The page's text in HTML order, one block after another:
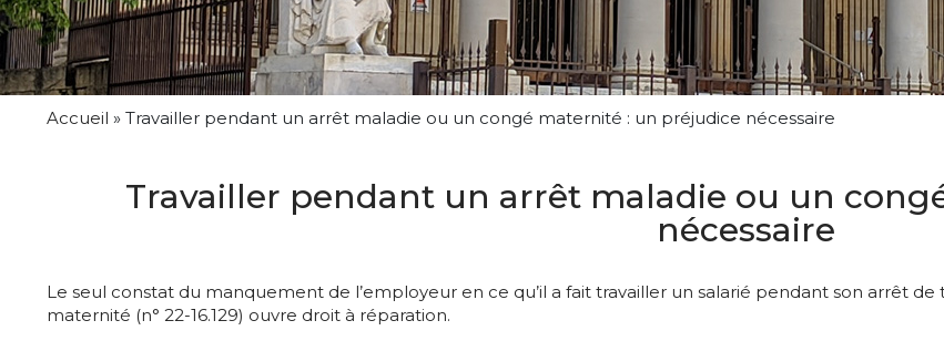
Accueil » Travailler pendant un arrêt maladie ou un congé maternité : un préjudice nécessaire
Travailler pendant un arrêt maladie ou un
nécessaire
Le seul constat du manquement de l’employeur en ce qu’il a fait travailler un salarié pendant son arrêt
maternité (n° 22-16.129) ouvre droit à réparation.